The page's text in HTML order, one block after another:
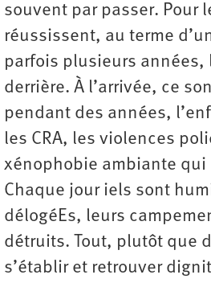
souvent par passer. Pour
réussissent, au terme
parfois plusieurs années,
derrière. À l’arrivée, ce
pendant des années,
les CRA, les violences
xénophobie ambiante
Chaque jour iels sont
délogéEs, leurs
détruits. Tout, plutôt que
s’établir et retrouver